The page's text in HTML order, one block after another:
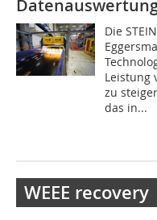
Die
Leistung
zu
das in...
WEEE recovery